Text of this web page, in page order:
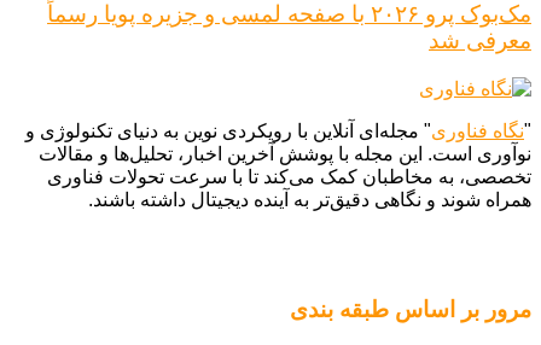
مک‌بوک پرو ۲۰۲۶ با صفحه لمسی و جزیره پویا رسماً
معرفی شد
"نگاه فناوری" مجله‌ای آنلاین با رویکردی نوین به دنیای تکنولوژی و
نوآوری است. این مجله با پوشش آخرین اخبار، تحلیل‌ها و مقالات
تخصصی، به مخاطبان کمک می‌کند تا با سرعت تحولات فناوری
همراه شوند و نگاهی دقیق‌تر به آینده دیجیتال داشته باشند.
مرور بر اساس طبقه بندی